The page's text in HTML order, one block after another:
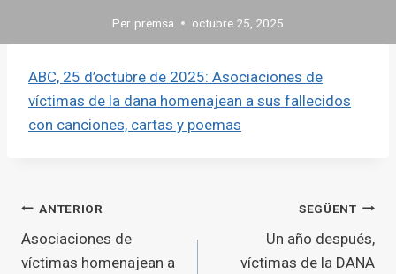
Per premsa octubre 25, 2025
ABC, 25 d’octubre de 2025: Asociaciones de
víctimas de la dana homenajean a sus fallecidos
con canciones, cartas y poemas
Navegació
d'entrades
ANTERIOR
Asociaciones de
víctimas homenajean a
SEGÜENT
Un año después,
víctimas de la DANA